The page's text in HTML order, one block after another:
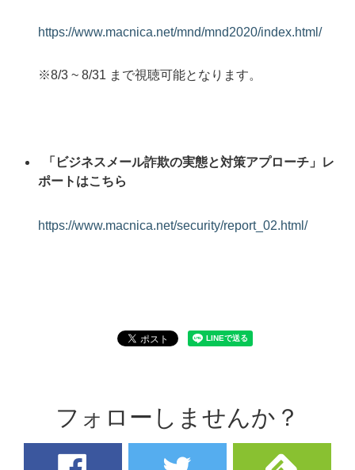
https://www.macnica.net/mnd/mnd2020/index.html/
※8/3 ~ 8/31 まで視聴可能となります。
「ビジネスメール詐欺の実態と対策アプローチ」レ
ポートはこちら
https://www.macnica.net/security/report_02.html/
フォローしませんか？